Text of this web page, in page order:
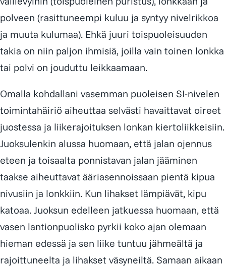
polveen (rasittuneempi kuluu ja syntyy nivelrikkoa
ja muuta kulumaa). Ehkä juuri toispuoleisuuden
takia on niin paljon ihmisiä, joilla vain toinen lonkka
tai polvi on jouduttu leikkaamaan.
Omalla kohdallani vasemman puoleisen SI-nivelen
toimintahäiriö aiheuttaa selvästi havaittavat oireet
juostessa ja liikerajoituksen lonkan kiertoliikkeisiin.
Juoksulenkin alussa huomaan, että jalan ojennus
eteen ja toisaalta ponnistavan jalan jääminen
taakse aiheuttavat ääriasennoissaan pientä kipua
nivusiin ja lonkkiin. Kun lihakset lämpiävät, kipu
katoaa. Juoksun edelleen jatkuessa huomaan, että
vasen lantionpuolisko pyrkii koko ajan olemaan
hieman edessä ja sen liike tuntuu jähmeältä ja
rajoittuneelta ja lihakset väsyneiltä. Samaan aikaan